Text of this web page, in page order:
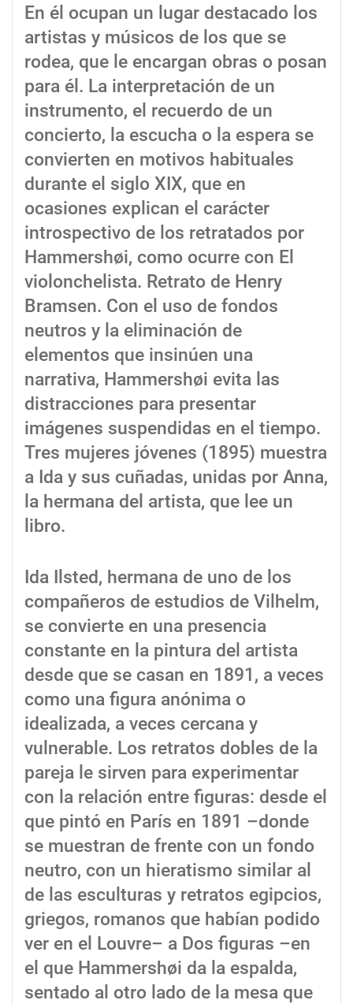
En él ocupan un lugar destacado los
artistas y músicos de los que se
rodea, que le encargan obras o posan
para él. La interpretación de un
instrumento, el recuerdo de un
concierto, la escucha o la espera se
convierten en motivos habituales
durante el siglo XIX, que en
ocasiones explican el carácter
introspectivo de los retratados por
Hammershøi, como ocurre con El
violonchelista. Retrato de Henry
Bramsen. Con el uso de fondos
neutros y la eliminación de
elementos que insinúen una
narrativa, Hammershøi evita las
distracciones para presentar
imágenes suspendidas en el tiempo.
Tres mujeres jóvenes (1895) muestra
a Ida y sus cuñadas, unidas por Anna,
la hermana del artista, que lee un
libro.
Ida Ilsted, hermana de uno de los
compañeros de estudios de Vilhelm,
se convierte en una presencia
constante en la pintura del artista
desde que se casan en 1891, a veces
como una figura anónima o
idealizada, a veces cercana y
vulnerable. Los retratos dobles de la
pareja le sirven para experimentar
con la relación entre figuras: desde el
que pintó en París en 1891 –donde
se muestran de frente con un fondo
neutro, con un hieratismo similar al
de las esculturas y retratos egipcios,
griegos, romanos que habían podido
ver en el Louvre– a Dos figuras –en
el que Hammershøi da la espalda,
sentado al otro lado de la mesa que